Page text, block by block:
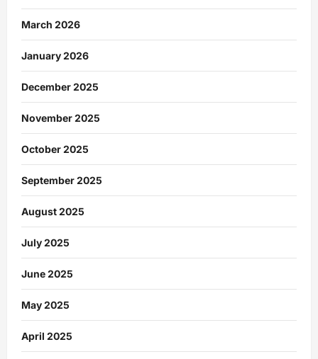
March 2026
January 2026
December 2025
November 2025
October 2025
September 2025
August 2025
July 2025
June 2025
May 2025
April 2025